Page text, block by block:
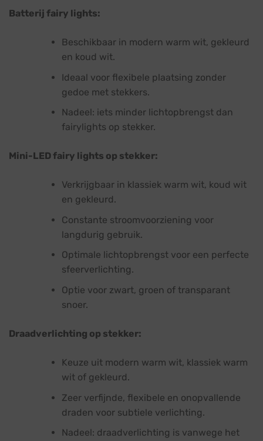
Batterij fairy lights:
Beschikbaar in modern warm wit, gekleurd
en koud wit.
Ideaal voor flexibele plaatsing zonder
gedoe met stekkers.
Nadeel: iets minder lichtopbrengst dan
fairylights op stekker.
Mini-LED fairy lights op stekker:
Verkrijgbaar in klassiek warm wit, koud wit
en gekleurd.
Constante stroomvoorziening voor
langdurig gebruik.
Optimale lichtopbrengst voor een perfecte
sfeerverlichting.
Optie voor zwart, groen of transparant
snoer.
Draadverlichting op stekker:
Keuze uit modern warm wit, klassiek warm
wit of gekleurd.
Zeer verfijnde, flexibele en onopvallende
draden voor subtiele verlichting.
Nadeel: draadverlichting is vanwege het